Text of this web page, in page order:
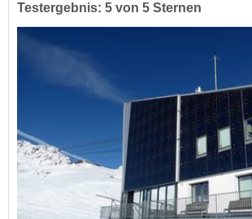
Testergebnis: 5 von 5 Sternen